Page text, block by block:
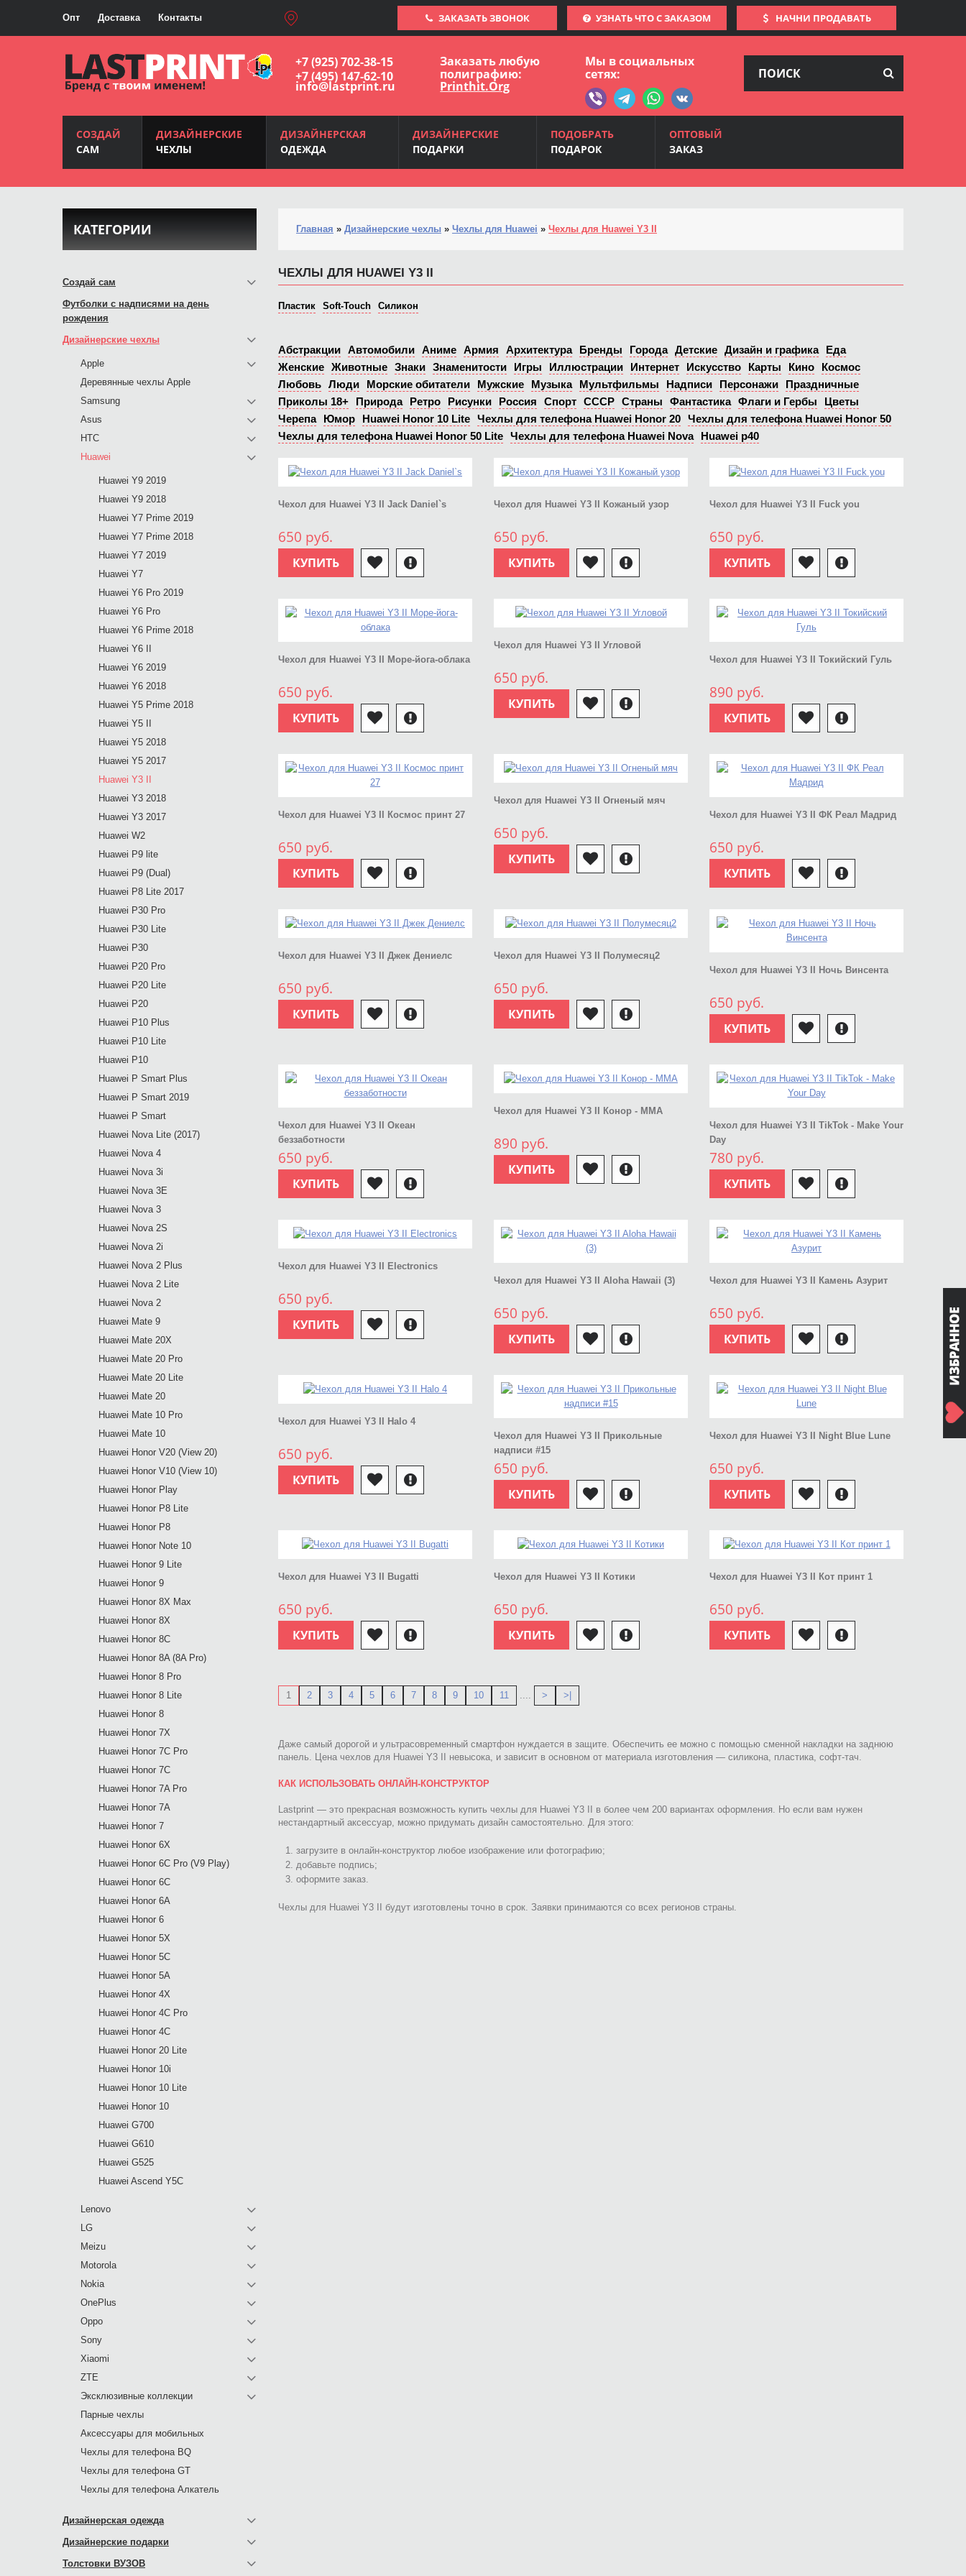
Опт Доставка Контакты ЗАКАЗАТЬ ЗВОНОК УЗНАТЬ ЧТО С ЗАКАЗОМ НАЧНИ ПРОДАВАТЬ
+7 (925) 702-38-15
+7 (495) 147-62-10
info@lastprint.ru
Заказать любую
полиграфию:
Printhit.Org
Мы в социальных
сетях:
СОЗДАЙ
САМ
ДИЗАЙНЕРСКИЕ
ЧЕХЛЫ
ДИЗАЙНЕРСКАЯ
ОДЕЖДА
ДИЗАЙНЕРСКИЕ
ПОДАРКИ
ПОДОБРАТЬ
ПОДАРОК
ОПТОВЫЙ
ЗАКАЗ
Главная » Дизайнерские чехлы » Чехлы для Huawei » Чехлы для Huawei Y3 II
ЧЕХЛЫ ДЛЯ HUAWEI Y3 II
Пластик Soft-Touch Силикон
Абстракции Автомобили Аниме Армия Архитектура Бренды Города Детские Дизайн и графика
Еда
Женские Животные Знаки Знаменитости Игры Иллюстрации Интернет Искусство Карты Кино
Космос
Любовь Люди Морские обитатели Мужские Музыка Мультфильмы Надписи Персонажи
Праздничные
Приколы 18+
Природа Ретро Рисунки Россия Спорт СССР Страны Фантастика Флаги и Гербы
Цветы
Черепа
Юмор Huawei Honor 10 Lite Чехлы для телефона Huawei Honor 20 Чехлы для телефона Huawei Honor 50
Чехлы для телефона Huawei Honor 50 Lite Чехлы для телефона Huawei Nova Huawei p40
Чехол для Huawei Y3 II Jack Daniel`s
650 руб.
КУПИТЬ
Чехол для Huawei Y3 II Кожаный узор
650 руб.
КУПИТЬ
Чехол для Huawei Y3 II Fuck you
650 руб.
КУПИТЬ
Чехол для Huawei Y3 II Море-йога-облака
650 руб.
КУПИТЬ
Чехол для Huawei Y3 II Угловой
650 руб.
КУПИТЬ
Чехол для Huawei Y3 II Токийский Гуль
890 руб.
КУПИТЬ
Чехол для Huawei Y3 II Космос принт 27
650 руб.
КУПИТЬ
Чехол для Huawei Y3 II Огненый мяч
650 руб.
КУПИТЬ
Чехол для Huawei Y3 II ФК Реал Мадрид
650 руб.
КУПИТЬ
Чехол для Huawei Y3 II Джек Дениелс
650 руб.
КУПИТЬ
Чехол для Huawei Y3 II Полумесяц2
650 руб.
КУПИТЬ
Чехол для Huawei Y3 II Ночь Винсента
650 руб.
КУПИТЬ
Чехол для Huawei Y3 II Океан
беззаботности
650 руб.
КУПИТЬ
Чехол для Huawei Y3 II Конор - MMA
890 руб.
КУПИТЬ
Чехол для Huawei Y3 II TikTok - Make Your
Day
780 руб.
КУПИТЬ
Чехол для Huawei Y3 II Electronics
650 руб.
КУПИТЬ
Чехол для Huawei Y3 II Aloha Hawaii (3)
650 руб.
КУПИТЬ
Чехол для Huawei Y3 II Камень Азурит
650 руб.
КУПИТЬ
Чехол для Huawei Y3 II Halo 4
650 руб.
КУПИТЬ
Чехол для Huawei Y3 II Прикольные
надписи #15
650 руб.
КУПИТЬ
Чехол для Huawei Y3 II Night Blue Lune
650 руб.
КУПИТЬ
Чехол для Huawei Y3 II Bugatti
650 руб.
КУПИТЬ
Чехол для Huawei Y3 II Котики
650 руб.
КУПИТЬ
Чехол для Huawei Y3 II Кот принт 1
650 руб.
КУПИТЬ
1 2 3 4 5 6 7 8 9 10 11 .... > >|
Даже самый дорогой и ультрасовременный смартфон нуждается в защите. Обеспечить ее можно с помощью сменной накладки на заднюю
панель. Цена чехлов для Huawei Y3 II невысока, и зависит в основном от материала изготовления — силикона, пластика, софт-тач.
КАК ИСПОЛЬЗОВАТЬ ОНЛАЙН-КОНСТРУКТОР
Lastprint — это прекрасная возможность купить чехлы для Huawei Y3 II в более чем 200 вариантах оформления. Но если вам нужен
нестандартный аксессуар, можно придумать дизайн самостоятельно. Для этого:
загрузите в онлайн-конструктор любое изображение или фотографию;
добавьте подпись;
оформите заказ.
Чехлы для Huawei Y3 II будут изготовлены точно в срок. Заявки принимаются со всех регионов страны.
КАТЕГОРИИ
Создай сам
Футболки с надписями на день
рождения
Дизайнерские чехлы
Apple
Деревянные чехлы Apple
Samsung
Asus
HTC
Huawei
Huawei Y9 2019
Huawei Y9 2018
Huawei Y7 Prime 2019
Huawei Y7 Prime 2018
Huawei Y7 2019
Huawei Y7
Huawei Y6 Pro 2019
Huawei Y6 Pro
Huawei Y6 Prime 2018
Huawei Y6 II
Huawei Y6 2019
Huawei Y6 2018
Huawei Y5 Prime 2018
Huawei Y5 II
Huawei Y5 2018
Huawei Y5 2017
Huawei Y3 II
Huawei Y3 2018
Huawei Y3 2017
Huawei W2
Huawei P9 lite
Huawei P9 (Dual)
Huawei P8 Lite 2017
Huawei P30 Pro
Huawei P30 Lite
Huawei P30
Huawei P20 Pro
Huawei P20 Lite
Huawei P20
Huawei P10 Plus
Huawei P10 Lite
Huawei P10
Huawei P Smart Plus
Huawei P Smart 2019
Huawei P Smart
Huawei Nova Lite (2017)
Huawei Nova 4
Huawei Nova 3i
Huawei Nova 3E
Huawei Nova 3
Huawei Nova 2S
Huawei Nova 2i
Huawei Nova 2 Plus
Huawei Nova 2 Lite
Huawei Nova 2
Huawei Mate 9
Huawei Mate 20X
Huawei Mate 20 Pro
Huawei Mate 20 Lite
Huawei Mate 20
Huawei Mate 10 Pro
Huawei Mate 10
Huawei Honor V20 (View 20)
Huawei Honor V10 (View 10)
Huawei Honor Play
Huawei Honor P8 Lite
Huawei Honor P8
Huawei Honor Note 10
Huawei Honor 9 Lite
Huawei Honor 9
Huawei Honor 8X Max
Huawei Honor 8X
Huawei Honor 8C
Huawei Honor 8A (8A Pro)
Huawei Honor 8 Pro
Huawei Honor 8 Lite
Huawei Honor 8
Huawei Honor 7X
Huawei Honor 7C Pro
Huawei Honor 7C
Huawei Honor 7A Pro
Huawei Honor 7A
Huawei Honor 7
Huawei Honor 6X
Huawei Honor 6C Pro (V9 Play)
Huawei Honor 6C
Huawei Honor 6A
Huawei Honor 6
Huawei Honor 5X
Huawei Honor 5C
Huawei Honor 5A
Huawei Honor 4X
Huawei Honor 4C Pro
Huawei Honor 4C
Huawei Honor 20 Lite
Huawei Honor 10i
Huawei Honor 10 Lite
Huawei Honor 10
Huawei G700
Huawei G610
Huawei G525
Huawei Ascend Y5C
Lenovo
LG
Meizu
Motorola
Nokia
OnePlus
Oppo
Sony
Xiaomi
ZTE
Эксклюзивные коллекции
Парные чехлы
Аксессуары для мобильных
Чехлы для телефона BQ
Чехлы для телефона GT
Чехлы для телефона Алкатель
Дизайнерская одежда
Дизайнерские подарки
Толстовки ВУЗОВ